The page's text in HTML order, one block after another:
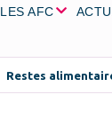
LES AFC
Restes